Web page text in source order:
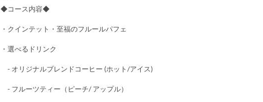
◆コース内容◆
・クインテット・至福のフルールパフェ
・選べるドリンク
- オリジナルブレンドコーヒー (ホット/アイス)
- フルーツティー（ピーチ/ アップル）